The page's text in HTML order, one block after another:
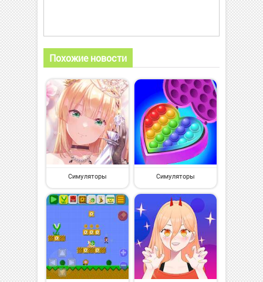
Похожие новости
Симуляторы Симуляторы